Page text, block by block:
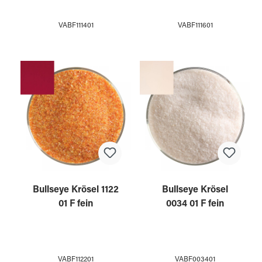
VABF111401 VABF111601
Bullseye Krösel 1122
01 F fein
VABF112201
Bullseye Krösel
0034 01 F fein
VABF003401